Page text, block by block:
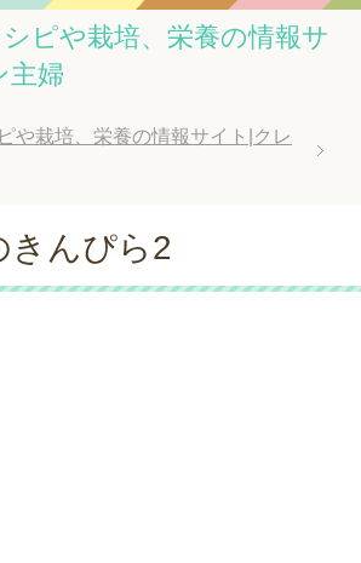
ピや栽培、栄養の情報サ
主婦
や栽培、栄養の情報サイト|クレ
きんぴら2